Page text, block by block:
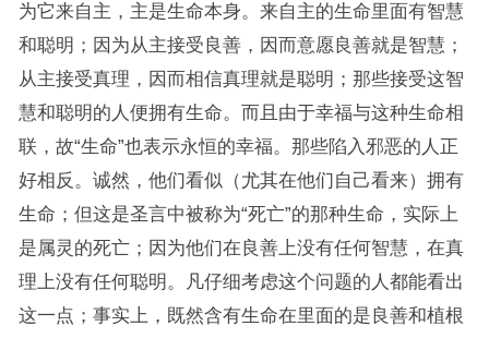
为它来自主，主是生命本身。来自主的生命里面有智慧
和聪明；因为从主接受良善，因而意愿良善就是智慧；
从主接受真理，因而相信真理就是聪明；那些接受这智
慧和聪明的人便拥有生命。而且由于幸福与这种生命相
联，故“生命”也表示永恒的幸福。那些陷入邪恶的人正
好相反。诚然，他们看似（尤其在他们自己看来）拥有
生命；但这是圣言中被称为“死亡”的那种生命，实际上
是属灵的死亡；因为他们在良善上没有任何智慧，在真
理上没有任何聪明。凡仔细考虑这个问题的人都能看出
这一点；事实上，既然含有生命在里面的是良善和植根